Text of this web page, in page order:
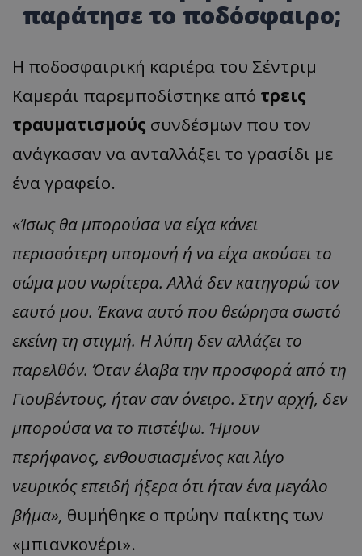
παράτησε το ποδόσφαιρο;
Η ποδοσφαιρική καριέρα του Σέντριμ
Καμεράι παρεμποδίστηκε από τρεις
τραυματισμούς συνδέσμων που τον
ανάγκασαν να ανταλλάξει το γρασίδι με
ένα γραφείο.
«Ίσως θα μπορούσα να είχα κάνει
περισσότερη υπομονή ή να είχα ακούσει το
σώμα μου νωρίτερα. Αλλά δεν κατηγορώ τον
εαυτό μου. Έκανα αυτό που θεώρησα σωστό
εκείνη τη στιγμή. Η λύπη δεν αλλάζει το
παρελθόν. Όταν έλαβα την προσφορά από τη
Γιουβέντους, ήταν σαν όνειρο. Στην αρχή, δεν
μπορούσα να το πιστέψω. Ήμουν
περήφανος, ενθουσιασμένος και λίγο
νευρικός επειδή ήξερα ότι ήταν ένα μεγάλο
βήμα», θυμήθηκε ο πρώην παίκτης των
«μπιανκονέρι».